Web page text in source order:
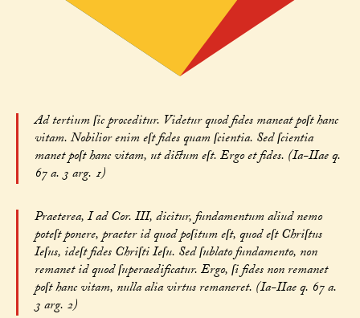
Ad tertium ſic proceditur. Videtur quod fides maneat poſt hanc
vitam. Nobilior enim eſt fides quam ſcientia. Sed ſcientia
manet poſt hanc vitam, ut dictum eſt. Ergo et fides. (Ia-IIae q.
67 a. 3 arg. 1)
Praeterea, I ad Cor. III, dicitur, fundamentum aliud nemo
poteſt ponere, praeter id quod poſitum eſt, quod eſt Chriſtus
Ieſus, ideſt fides Chriſti Ieſu. Sed ſublato fundamento, non
remanet id quod ſuperaedificatur. Ergo, ſi fides non remanet
poſt hanc vitam, nulla alia virtus remaneret. (Ia-IIae q. 67 a.
3 arg. 2)